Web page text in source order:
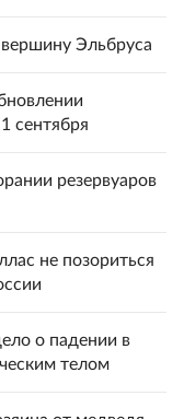
Эльбруса
сентября
резервуаров
не позориться
о падении в
телом